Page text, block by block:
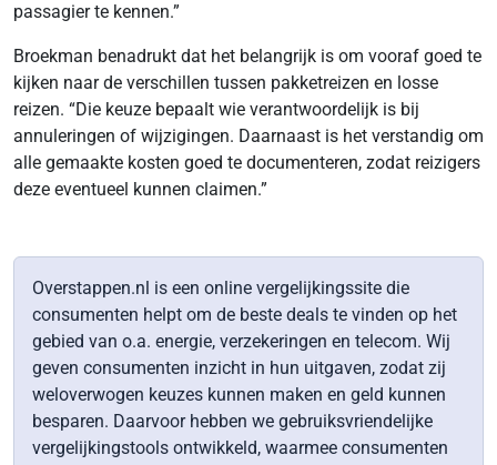
passagier te kennen.”
Broekman benadrukt dat het belangrijk is om vooraf goed te
kijken naar de verschillen tussen pakketreizen en losse
reizen. “Die keuze bepaalt wie verantwoordelijk is bij
annuleringen of wijzigingen. Daarnaast is het verstandig om
alle gemaakte kosten goed te documenteren, zodat reizigers
deze eventueel kunnen claimen.”
Overstappen.nl is een online vergelijkingssite die
consumenten helpt om de beste deals te vinden op het
gebied van o.a. energie, verzekeringen en telecom. Wij
geven consumenten inzicht in hun uitgaven, zodat zij
weloverwogen keuzes kunnen maken en geld kunnen
besparen. Daarvoor hebben we gebruiksvriendelijke
vergelijkingstools ontwikkeld, waarmee consumenten